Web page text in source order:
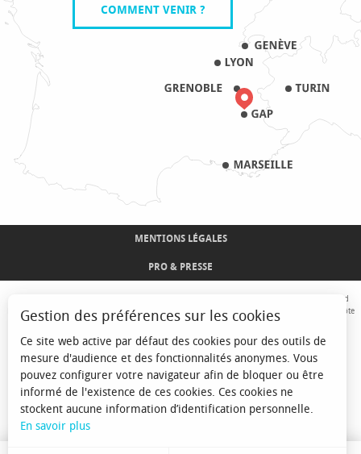
COMMENT VENIR ?
MENTIONS LÉGALES
PRO & PRESSE
Avec le concours de l'Union Européenne. L'Europe s'engage sur le Massif Alpin avec le fond
Européen de Développement Régional. Co-financé par le Conseil Régional Provence-Alpes-Côte
d'Azur et l'Etat, Commissariat Général des Territoires - FNADT - CIMA
Gestion des préférences sur les cookies
Ce site web active par défaut des cookies pour des outils de
mesure d'audience et des fonctionnalités anonymes. Vous
pouvez configurer votre navigateur afin de bloquer ou être
informé de l'existence de ces cookies. Ces cookies ne
stockent aucune information d’identification personnelle.
En savoir plus